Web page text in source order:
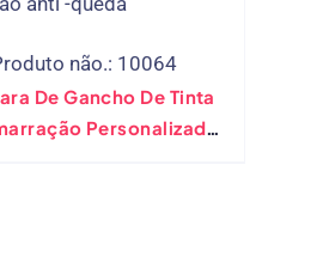
não.: 10064
De Gancho De Tinta
Personalizada